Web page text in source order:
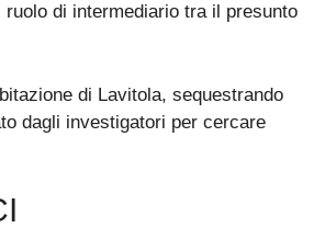
di intermediario tra il presunto
di Lavitola, sequestrando
dagli investigatori per cercare